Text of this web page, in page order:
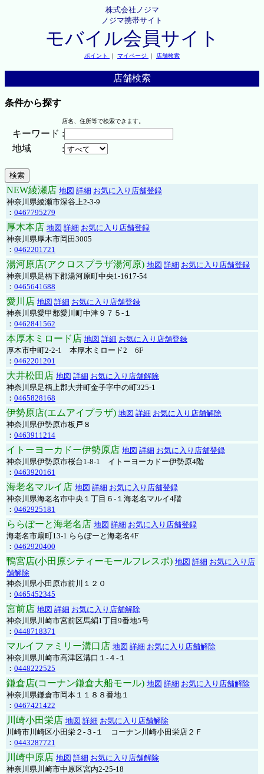
株式会社ノジマ
ノジマ携帯サイト
モバイル会員サイト
ポイント ｜ マイページ ｜ 店舗検索
店舗検索
条件から探す
店名、住所等で検索できます。
キーワード :
地域
:
NEW綾瀬店 地図 詳細 お気に入り店舗登録
神奈川県綾瀬市深谷上2-3-9
： 0467795279
厚木本店 地図 詳細 お気に入り店舗登録
神奈川県厚木市岡田3005
： 0462201721
湯河原店(アクロスプラザ湯河原) 地図 詳細 お気に入り店舗登録
神奈川県足柄下郡湯河原町中央1-1617-54
： 0465641688
愛川店 地図 詳細 お気に入り店舗登録
神奈川県愛甲郡愛川町中津９７５-１
： 0462841562
本厚木ミロード店 地図 詳細 お気に入り店舗登録
厚木市中町2-2-1 本厚木ミロード2 6F
： 0462201201
大井松田店 地図 詳細 お気に入り店舗解除
神奈川県足柄上郡大井町金子字中の町325-1
： 0465828168
伊勢原店(エムアイプラザ) 地図 詳細 お気に入り店舗解除
神奈川県伊勢原市板戸８
： 0463911214
イトーヨーカドー伊勢原店 地図 詳細 お気に入り店舗登録
神奈川県伊勢原市桜台1-8-1 イトーヨーカドー伊勢原4階
： 0463920161
海老名マルイ店 地図 詳細 お気に入り店舗登録
神奈川県海老名市中央１丁目６-１海老名マルイ4階
： 0462925181
ららぽーと海老名店 地図 詳細 お気に入り店舗登録
海老名市扇町13-1 ららぽーと海老名4F
： 0462920400
鴨宮店(小田原シティーモールフレスポ) 地図 詳細 お気に入り店
舗解除
神奈川県小田原市前川１２０
： 0465452345
宮前店 地図 詳細 お気に入り店舗解除
神奈川県川崎市宮前区馬絹1丁目9番地5号
： 0448718371
マルイファミリー溝口店 地図 詳細 お気に入り店舗解除
神奈川県川崎市高津区溝口１-４-１
： 0448222525
鎌倉店(コーナン鎌倉大船モール) 地図 詳細 お気に入り店舗解除
神奈川県鎌倉市岡本１１８８番地１
： 0467421422
川崎小田栄店 地図 詳細 お気に入り店舗解除
川崎市川崎区小田栄２‐３‐１ コーナン川崎小田栄店２Ｆ
： 0443287721
川崎中原店 地図 詳細 お気に入り店舗解除
神奈川県川崎市中原区宮内2-25-18